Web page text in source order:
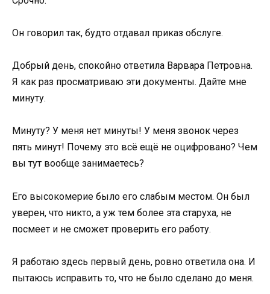
Он говорил так, будто отдавал приказ обслуге.
Добрый день, спокойно ответила Варвара Петровна.
Я как раз просматриваю эти документы. Дайте мне
минуту.
Минуту? У меня нет минуты! У меня звонок через
пять минут! Почему это всё ещё не оцифровано? Чем
вы тут вообще занимаетесь?
Его высокомерие было его слабым местом. Он был
уверен, что никто, а уж тем более эта старуха, не
посмеет и не сможет проверить его работу.
Я работаю здесь первый день, ровно ответила она. И
пытаюсь исправить то, что не было сделано до меня.